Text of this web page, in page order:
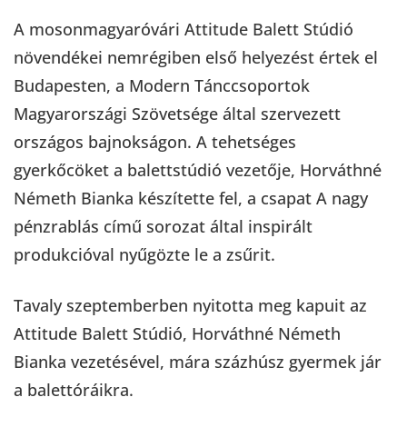
A mosonmagyaróvári Attitude Balett Stúdió
növendékei nemrégiben első helyezést értek el
Budapesten, a Modern Tánccsoportok
Magyarországi Szövetsége által szervezett
országos bajnokságon. A tehetséges
gyerkőcöket a balettstúdió vezetője, Horváthné
Németh Bianka készítette fel, a csapat A nagy
pénzrablás című sorozat által inspirált
produkcióval nyűgözte le a zsűrit.
Tavaly szeptemberben nyitotta meg kapuit az
Attitude Balett Stúdió, Horváthné Németh
Bianka vezetésével, mára százhúsz gyermek jár
a balettóráikra.